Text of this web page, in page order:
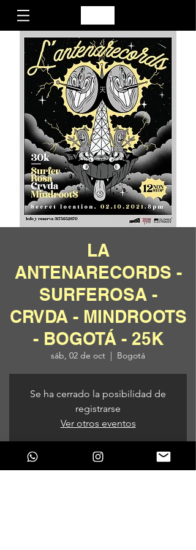
LA
ANTENARECORDS -
SURFEROSA -
CRVDA - MINDROOTS
- BOGOTÁ - 25K
sáb, 02 de oct
  |
Bogotá
Se ha cerrado la posibilidad de
registrarse
Ver otros eventos
Horario y ubicación